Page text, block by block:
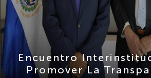
Encuentro
Promover La
Procesos